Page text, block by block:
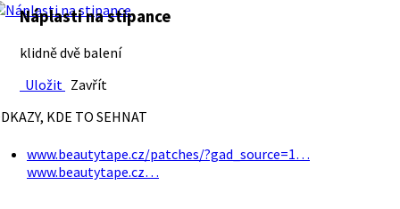
Náplasti na stipance
klidně dvě balení
Uložit Zavřít
KDE TO SEHNAT
www.beautytape.cz/patches/?gad_source=1…
www.beautytape.cz…